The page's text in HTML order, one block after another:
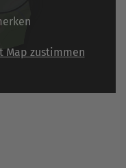
Map zustimmen